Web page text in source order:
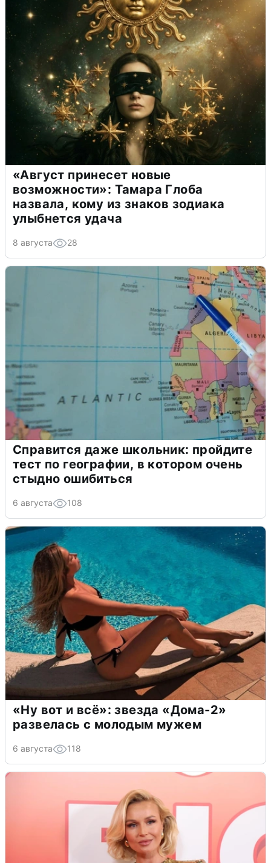
«Август принесет новые
возможности»: Тамара Глоба
назвала, кому из знаков зодиака
улыбнется удача
8 августа 28
Справится даже школьник: пройдите
тест по географии, в котором очень
стыдно ошибиться
6 августа 108
«Ну вот и всё»: звезда «Дома-2»
развелась с молодым мужем
6 августа 118